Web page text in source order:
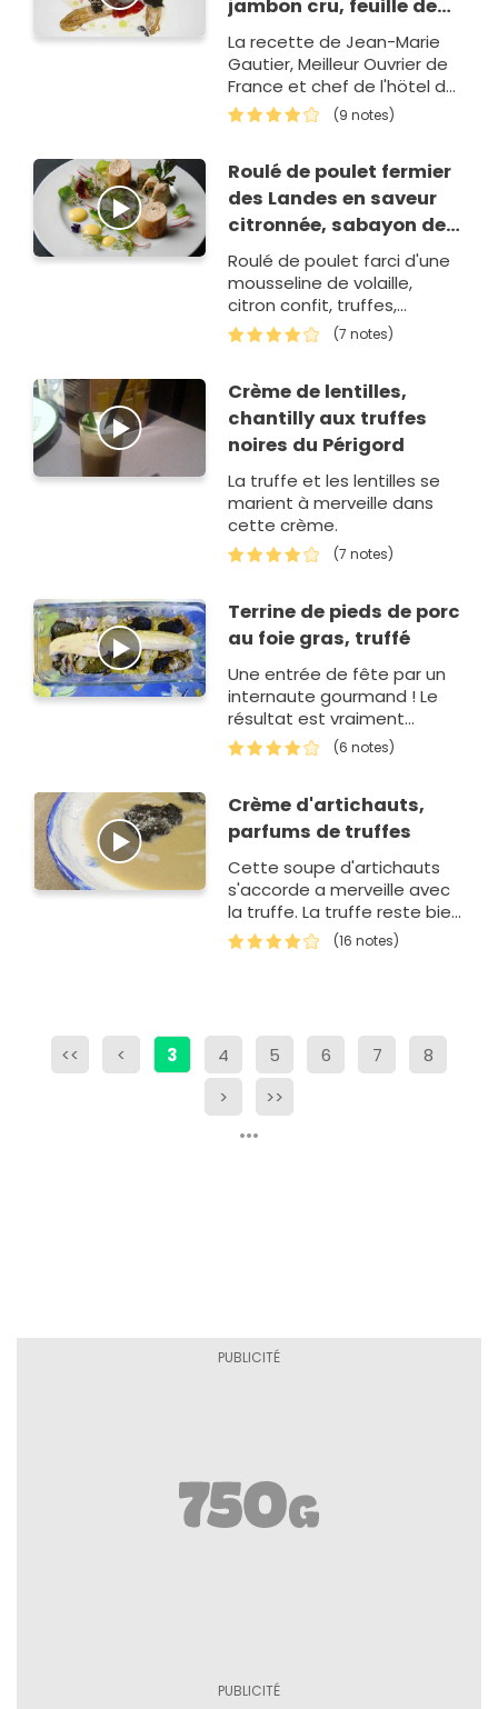
jambon cru, feuille de
romaine, une sauce
créme à la truffe
La recette de Jean-Marie
Gautier, Meilleur Ouvrier de
France et chef de l'hötel du
Palais, le palace de Biarritz !
(9 notes)
Roulé de poulet fermier
des Landes en saveur
citronnée, sabayon de
citron
Roulé de poulet farci d'une
mousseline de volaille,
citron confit, truffes,
citronnelle et mousseline de
volaille farcie de girolles et
et…
(7 notes)
Crème de lentilles,
chantilly aux truffes
noires du Périgord
La truffe et les lentilles se
marient à merveille dans
cette crème.
(7 notes)
Terrine de pieds de porc
au foie gras, truffé
Une entrée de fête par un
internaute gourmand ! Le
résultat est vraiment
sympathique avec le foie
gras et la truffe !
(6 notes)
Crème d'artichauts,
parfums de truffes
Cette soupe d'artichauts
s'accorde a merveille avec
la truffe. La truffe reste bien
sur en option !(16 notes)
<< < 3 4 5 6 7
8
>
>>